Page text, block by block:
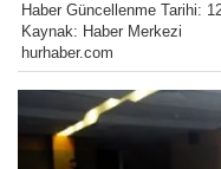
Haber Güncellenme Tarihi:
Kaynak: Haber Merkezi
hurhaber.com